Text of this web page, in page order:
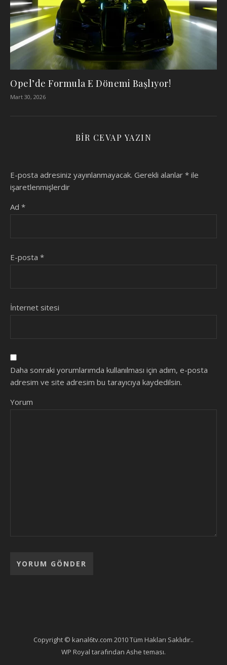
Opel’de Formula E Dönemi Başlıyor!
Mart 30, 2026
BIR CEVAP YAZIN
E-posta adresiniz yayınlanmayacak. Gerekli alanlar * ile
işaretlenmişlerdir
Ad *
E-posta *
İnternet sitesi
Daha sonraki yorumlarımda kullanılması için adım, e-posta
adresim ve site adresim bu tarayıcıya kaydedilsin.
Yorum
Copyright © kanal6tv.com 2010 Tüm Hakları Saklıdır..
WP Royal tarafından Ashe teması.